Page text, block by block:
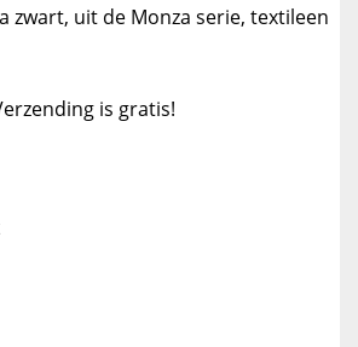
zwart, uit de Monza serie, textileen
is gratis!